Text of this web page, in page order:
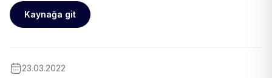
Kaynağa git
23.03.2022